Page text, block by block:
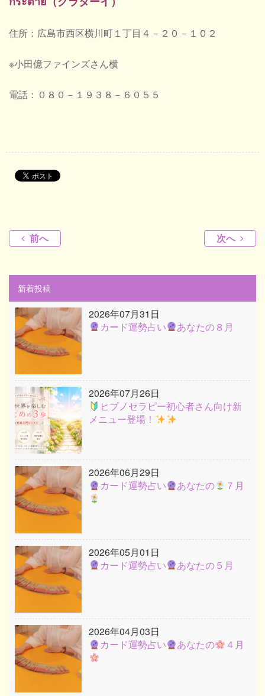
住所：広島市西区横川町１丁目４－２０－１０２
※小田億ファインズさん横
電話：０８０－１９３８－６０５５
前へ 次へ
新着投稿
2026年07月31日
カード運勢占い
あなたの８月
2026年07月26日
ヒプノセラピー初心者さん向け新
メニュー登場！
2026年06月29日
カード運勢占い
あなたの ７月
2026年05月01日
カード運勢占い
あなたの５月
2026年04月03日
カード運勢占い
あなたの ４月